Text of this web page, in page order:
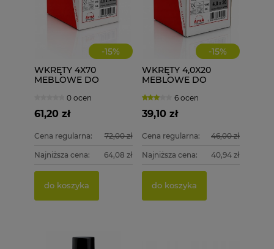
-15%
WKRĘTY 4X70
MEBLOWE DO
0 ocen
61,20 zł
Cena regularna: 72,00 zł
Najniższa cena: 64,08 zł
do koszyka
-15%
WKRĘTY 4,0X20
MEBLOWE DO
4x20
6 ocen
39,10 zł
Cena regularna: 46,00 zł
Najniższa cena: 40,94 zł
do koszyka